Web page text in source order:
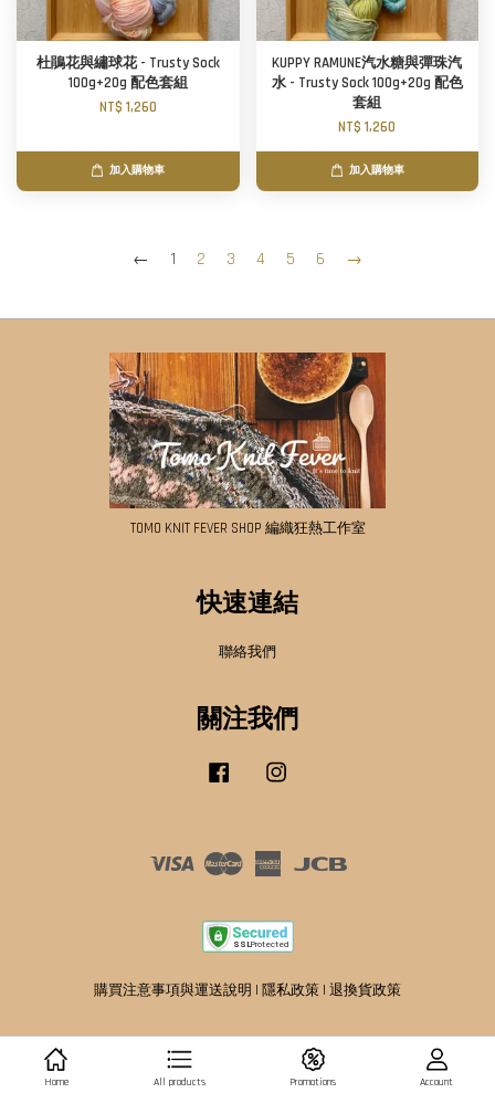
杜鵑花與繡球花 - Trusty Sock
100g+20g 配色套組
NT$ 1,260
加入購物車
KUPPY RAMUNE汽水糖與彈珠汽
水 - Trusty Sock 100g+20g 配色
套組
NT$ 1,260
加入購物車
← 1 2 3 4 5 6 →
TOMO KNIT FEVER SHOP 編織狂熱工作室
快速連結
聯絡我們
關注我們
Facebook
Visa Master
American
購買注意事項與運送說明 | 隱私政策 | 退換貨政策
Home All products Promotions Account